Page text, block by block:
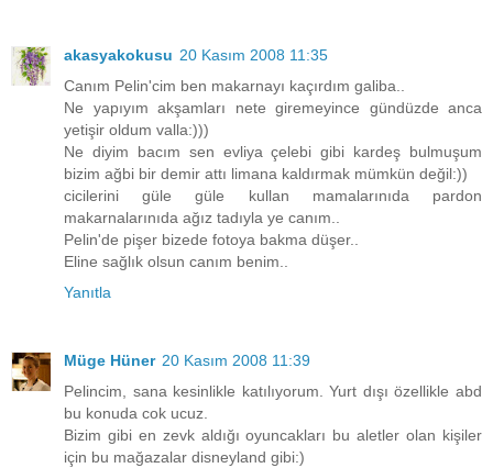
akasyakokusu 20 Kasım 2008 11:35
Canım Pelin'cim ben makarnayı kaçırdım galiba..
Ne yapıyım akşamları nete giremeyince gündüzde anca
yetişir oldum valla:)))
Ne diyim bacım sen evliya çelebi gibi kardeş bulmuşum
bizim ağbi bir demir attı limana kaldırmak mümkün değil:))
cicilerini güle güle kullan mamalarınıda pardon
makarnalarınıda ağız tadıyla ye canım..
Pelin'de pişer bizede fotoya bakma düşer..
Eline sağlık olsun canım benim..
Yanıtla
Müge Hüner 20 Kasım 2008 11:39
Pelincim, sana kesinlikle katılıyorum. Yurt dışı özellikle abd
bu konuda cok ucuz.
Bizim gibi en zevk aldığı oyuncakları bu aletler olan kişiler
için bu mağazalar disneyland gibi:)